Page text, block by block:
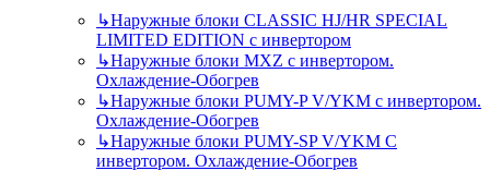
↳Наружные блоки CLASSIC HJ/HR SPECIAL
LIMITED EDITION с инвертором
↳Наружные блоки MXZ с инвертором.
Охлаждение-Обогрев
↳Наружные блоки PUMY-P V/YKM с инвертором.
Охлаждение-Обогрев
↳Наружные блоки PUMY-SP V/YKM С
инвертором. Охлаждение-Обогрев